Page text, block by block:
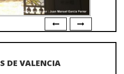
DE VALENCIA